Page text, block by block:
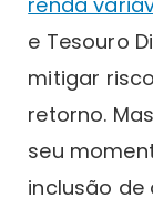
e Tesouro
mitigar
retorno.
seu
inclusão